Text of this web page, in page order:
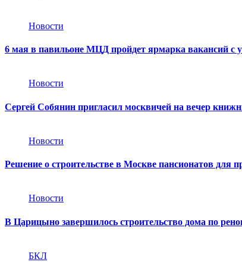
Новости
6 мая в павильоне МЦД пройдет ярмарка вакансий с
Новости
Cергей Собянин пригласил москвичей на вечер
Новости
Решение о строительстве в Москве пансионатов для
Новости
В Царицыно завершилось строительство дома по
БКЛ